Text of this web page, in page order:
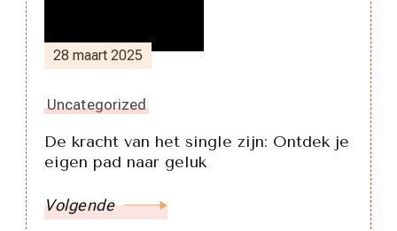
28 maart 2025
Uncategorized
De kracht van het single zijn: Ontdek je
eigen pad naar geluk
Volgende